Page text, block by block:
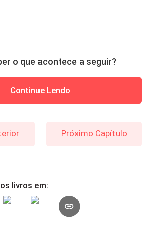
o que acontece a seguir?
Continue Lendo
Próximo Capítulo
livros em: